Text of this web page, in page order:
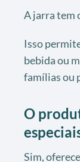
A jarra tem
Isso
bebida ou
famílias ou
O
Sim,